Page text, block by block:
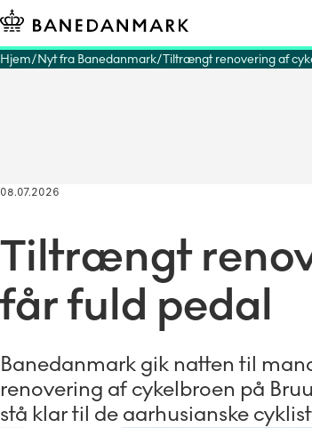
Hjem Nyt fra Banedanmark Tiltrængt renovering af
08.07.2026
Tiltrængt
får fuld pedal
Banedanmark gik natten til
renovering af cykelbroen på
stå klar til de aarhusianske